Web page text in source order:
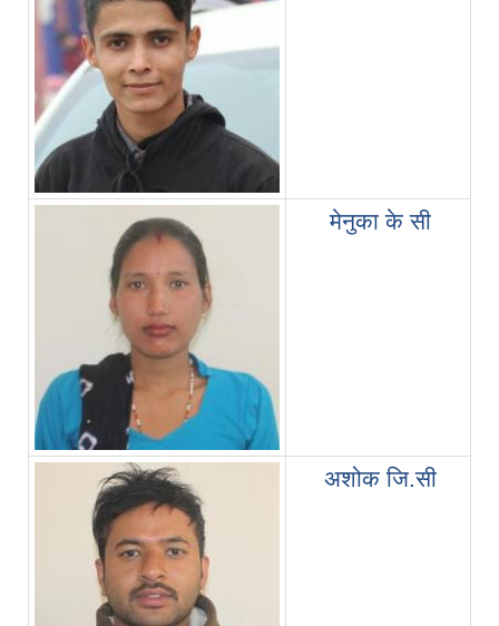
मेनुका के सी
अशोक जि.सी